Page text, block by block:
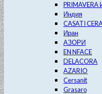
Индия
CASATI
Иран
АЗОРИ
EN NFACE
DELACORA
AZARIO
Cersanit
Grasaro